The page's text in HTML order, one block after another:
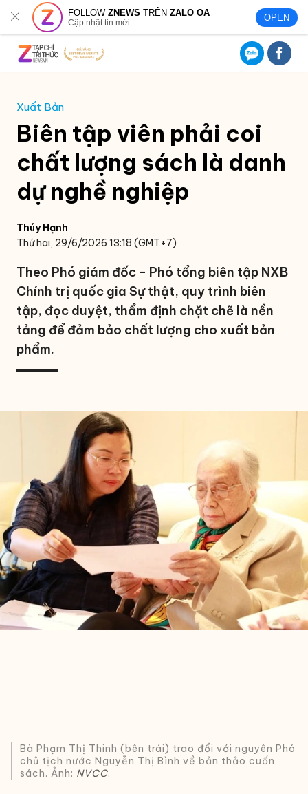
FOLLOWZNEWS TRÊNZALO OA
Cập nhật tin mới OPEN
Xuất Bản
Biên tập viên phải coi
chất lượng sách là danh
dự nghề nghiệp
Thúy Hạnh
Thứ hai, 29/6/2026 13:18 (GMT+7)
Theo Phó giám đốc - Phó tổng biên tập NXB
Chính trị quốc gia Sự thật, quy trình biên
tập, đọc duyệt, thẩm định chặt chẽ là nền
tảng để đảm bảo chất lượng cho xuất bản
phẩm.
Bà Phạm Thị Thinh (bên trái) trao đổi với nguyên Phó
chủ tịch nước Nguyễn Thị Bình về bản thảo cuốn
sách. Ảnh: NVCC.